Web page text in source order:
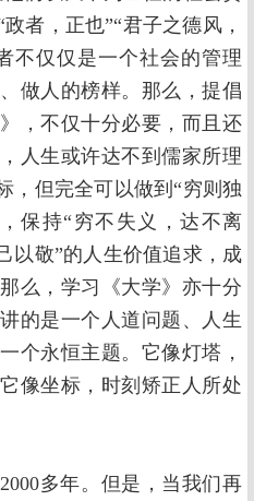
者，正也”“君子之德风，
不仅仅是一个社会的管理
做人的榜样。那么，提倡
，不仅十分必要，而且还
人生或许达不到儒家所理
，但完全可以做到“穷则独
保持“穷不失义，达不离
以敬”的人生价值追求，成
么，学习《大学》亦十分
的是一个人道问题、人生
个永恒主题。它像灯塔，
像坐标，时刻矫正人所处
多年。但是，当我们再